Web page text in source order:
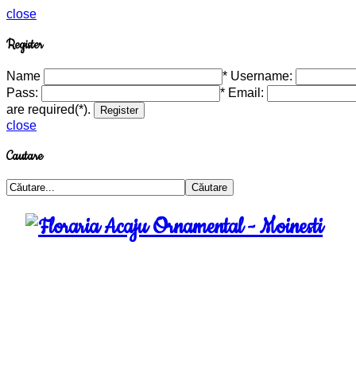
close
Register
Name * Username:
Pass:
* Email:
are required(*).
close
Cautare